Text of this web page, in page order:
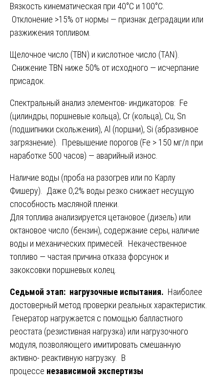
Вязкость кинематическая при 40°C и 100°C.
Отклонение >15% от нормы — признак деградации или
разжижения топливом.
Щелочное число (TBN) и кислотное число (TAN).
Снижение TBN ниже 50% от исходного — исчерпание
присадок.
Спектральный анализ элементов- индикаторов: Fe
(цилиндры, поршневые кольца), Cr (кольца), Cu, Sn
(подшипники скольжения), Al (поршни), Si (абразивное
загрязнение). Превышение порогов (Fe > 150 мг/л при
наработке 500 часов) — аварийный износ.
Наличие воды (проба на разогрев или по Карлу
Фишеру). Даже 0,2% воды резко снижает несущую
способность масляной пленки.
Для топлива анализируется цетановое (дизель) или
октановое число (бензин), содержание серы, наличие
воды и механических примесей. Некачественное
топливо — частая причина отказа форсунок и
закоксовки поршневых колец.
Седьмой этап: нагрузочные испытания. Наиболее
достоверный метод проверки реальных характеристик.
Генератор нагружается с помощью балластного
реостата (резистивная нагрузка) или нагрузочного
модуля, позволяющего имитировать смешанную
активно- реактивную нагрузку. В
процессе независимой экспертизы